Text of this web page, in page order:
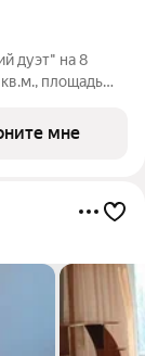
дуэт" на 8
площадь
мне